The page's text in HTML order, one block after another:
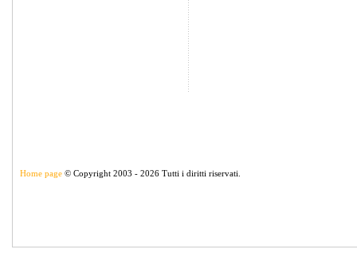
Home page © Copyright 2003 - 2026 Tutti i diritti riservati.